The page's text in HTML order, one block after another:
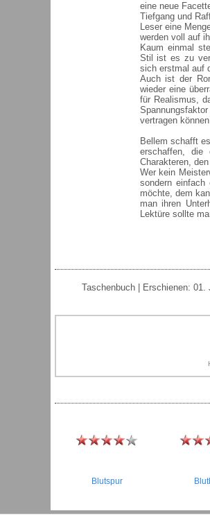
eine neue
Tiefgang und
Leser eine
werden voll auf
Kaum einmal
Stil ist es zu
sich erstmal auf
Auch ist der
wieder eine
für Realismus,
vertragen
Bellem schafft
erschaffen, die
Charakteren,
Wer kein
sondern einfach
möchte, dem
man ihren
Lektüre sollte
Taschenbuch | Erschienen:
Blutspur